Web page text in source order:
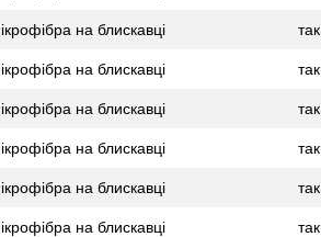
на блискавці так
на блискавці так
на блискавці так
на блискавці так
на блискавці так
на блискавці так